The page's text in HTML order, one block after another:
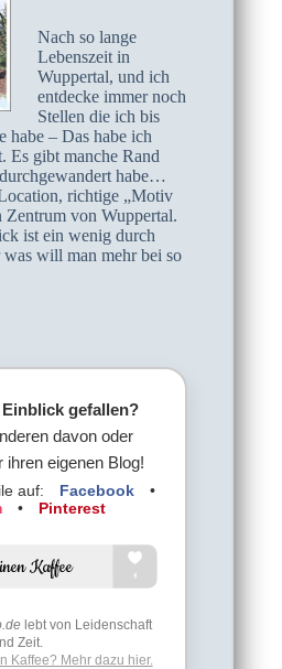
Nach so lange
Lebenszeit in
Wuppertal, und ich
entdecke immer noch
Stellen die ich bis
habe – Das habe ich
Es gibt manche Rand
habe…
richtige „Motiv
Zentrum von Wuppertal.
ist ein wenig durch
was will man mehr bei so
gefallen?
davon oder
ihren eigenen Blog!
auf: Facebook
•
• Pinterest
lebt von Leidenschaft
Zeit.
Kaffee? Mehr dazu hier.